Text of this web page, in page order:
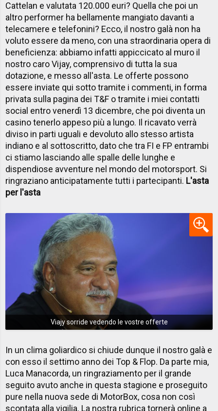
Cattelan e valutata 120.000 euri? Quella che poi un
altro performer ha bellamente mangiato davanti a
telecamere e telefonini? Ecco, il nostro galà non ha
voluto essere da meno, con una straordinaria opera di
beneficienza: abbiamo infatti appiccicato al muro il
nostro caro Vijay, comprensivo di tutta la sua
dotazione, e messo all'asta. Le offerte possono
essere inviate qui sotto tramite i commenti, in forma
privata sulla pagina dei T&F o tramite i miei contatti
social entro venerdì 13 dicembre, che poi diventa un
casino tenerlo appeso più a lungo. Il ricavato verrà
diviso in parti uguali e devoluto allo stesso artista
indiano e al sottoscritto, dato che tra FI e FP entrambi
ci stiamo lasciando alle spalle delle lunghe e
dispendiose avventure nel mondo del motorsport. Si
ringraziano anticipatamente tutti i partecipanti. L'asta
per l'asta
Viajy sorride vedendo le vostre offerte
In un clima goliardico si chiude dunque il nostro galà e
con esso il settimo anno dei Top & Flop. Da parte mia,
Luca Manacorda, un ringraziamento per il grande
seguito avuto anche in questa stagione e proseguito
pure nella nuova sede di MotorBox, cosa non così
scontata alla vigilia. La nostra rubrica tornerà online a